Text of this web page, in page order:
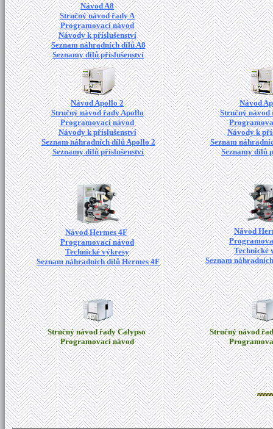
Návod A8
Stručný návod řady A
Programovací návod
Návody k příslušenství
Seznam náhradních dílů A8
Seznamy dílů příslušenství
Návod Apollo 2
Stručný návod řady Apollo
Programovací návod
Návody k příslušenství
Seznam náhradních dílů Apollo 2
Seznamy dílů příslušenství
Návod
Stručný návod
Návody k
Seznam
Seznamy dílů
Návod Hermes 4F
Programovací návod
Technické výkresy
Seznam náhradních dílů Hermes 4F
Návod
Technické
Seznam
Stručný návod řady Calypso
Programovací návod
Stručný návod